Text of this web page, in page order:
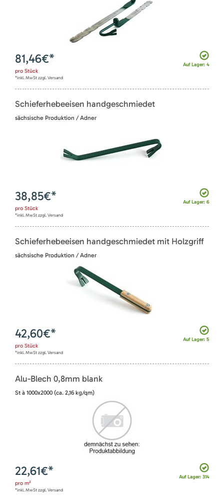
Auf Lager: 4
81,46€*
pro Stück
*inkl. MwSt zzgl. Versand
Schieferhebeeisen handgeschmiedet
sächsische Produktion / Adner
Auf Lager: 6
38,85€*
pro Stück
*inkl. MwSt zzgl. Versand
Schieferhebeeisen handgeschmiedet mit Holzgriff
sächsische Produktion / Adner
Auf Lager: 5
42,60€*
pro Stück
*inkl. MwSt zzgl. Versand
Alu-Blech 0,8mm blank
St à 1000x2000 (ca. 2,16 kg/qm)
Auf Lager: 314
22,61€*
pro m²
*inkl. MwSt zzgl. Versand